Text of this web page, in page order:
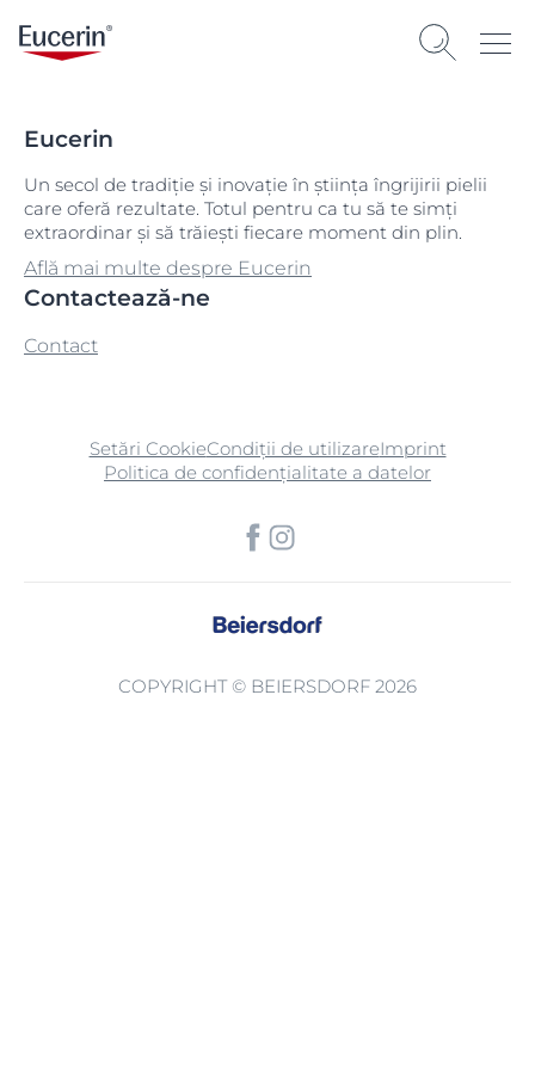
Eucerin
Un secol de tradiție și inovație în știința îngrijirii pielii
care oferă rezultate. Totul pentru ca tu să te simți
extraordinar și să trăiești fiecare moment din plin.
Află mai multe despre Eucerin
Contactează-ne
Contact
Setări CookieCondiții de utilizareImprint
Politica de confidențialitate a datelor
COPYRIGHT © BEIERSDORF 2026